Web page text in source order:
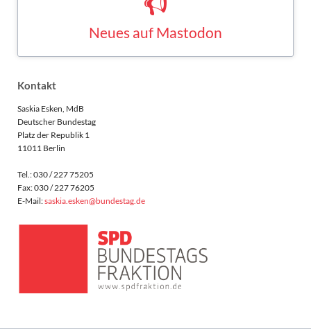
Kontakt
Saskia Esken, MdB
Deutscher Bundestag
Platz der Republik 1
11011 Berlin
Tel.: 030 / 227 75205
Fax: 030 / 227 76205
E-Mail:saskia.esken@bundestag.de